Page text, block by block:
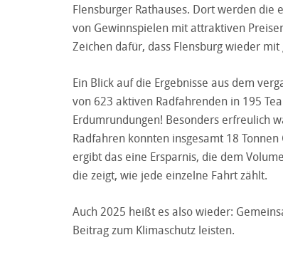
Flensburger Rathauses. Dort werden die
von Gewinnspielen mit attraktiven
Zeichen dafür, dass Flensburg wieder
Ein Blick auf die Ergebnisse aus dem
von 623 aktiven Radfahrenden in 195
Erdumrundungen! Besonders erfreulich
Radfahren konnten insgesamt 18
ergibt das eine Ersparnis, die dem
die zeigt, wie jede einzelne Fahrt zählt.
Auch 2025 heißt es also wieder:
Beitrag zum Klimaschutz leisten.